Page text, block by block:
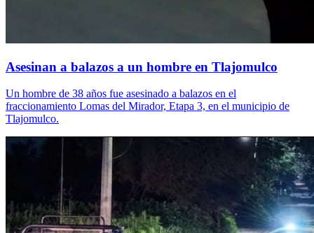
Asesinan a balazos a un hombre en Tlajomulco
Un hombre de 38 años fue asesinado a balazos en el
fraccionamiento Lomas del Mirador, Etapa 3, en el municipio de
Tlajomulco.